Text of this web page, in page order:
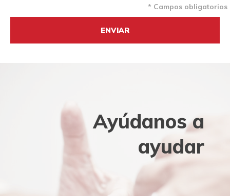
* Campos obligatorios
Ayúdanos a
ayudar